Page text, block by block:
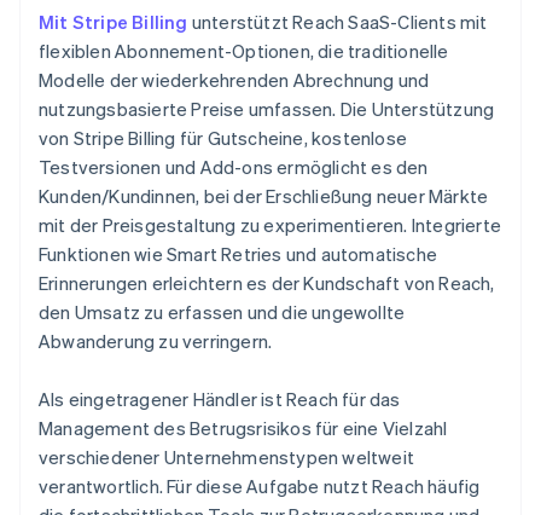
Mit Stripe Billing unterstützt Reach SaaS-Clients mit
flexiblen Abonnement-Optionen, die traditionelle
Modelle der wiederkehrenden Abrechnung und
nutzungsbasierte Preise umfassen. Die Unterstützung
von Stripe Billing für Gutscheine, kostenlose
Testversionen und Add-ons ermöglicht es den
Kunden/Kundinnen, bei der Erschließung neuer Märkte
mit der Preisgestaltung zu experimentieren. Integrierte
Funktionen wie Smart Retries und automatische
Erinnerungen erleichtern es der Kundschaft von Reach,
den Umsatz zu erfassen und die ungewollte
Abwanderung zu verringern.
Als eingetragener Händler ist Reach für das
Management des Betrugsrisikos für eine Vielzahl
verschiedener Unternehmenstypen weltweit
verantwortlich. Für diese Aufgabe nutzt Reach häufig